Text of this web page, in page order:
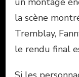
la scène
Tremblay,
le rendu final